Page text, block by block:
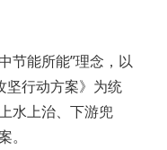
节能所能”理念，以
坚行动方案》为统
水上治、下游兜
。